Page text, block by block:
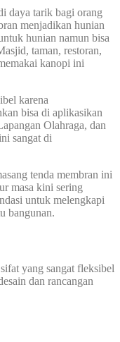
daya tarik bagi orang
menjadikan hunian
hunian namun bisa
taman, restoran,
kanopi ini
karena
bisa di aplikasikan
Olahraga, dan
sangat di
tenda membran ini
masa kini sering
untuk melengkapi
bangunan.
yang sangat fleksibel
dan rancangan